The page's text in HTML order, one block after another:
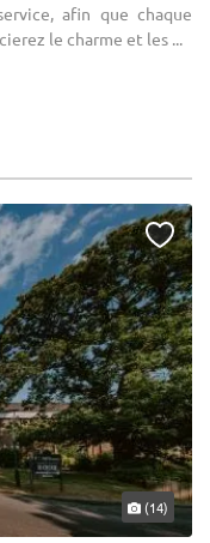
afin que chaque
le charme et les ...
(14)